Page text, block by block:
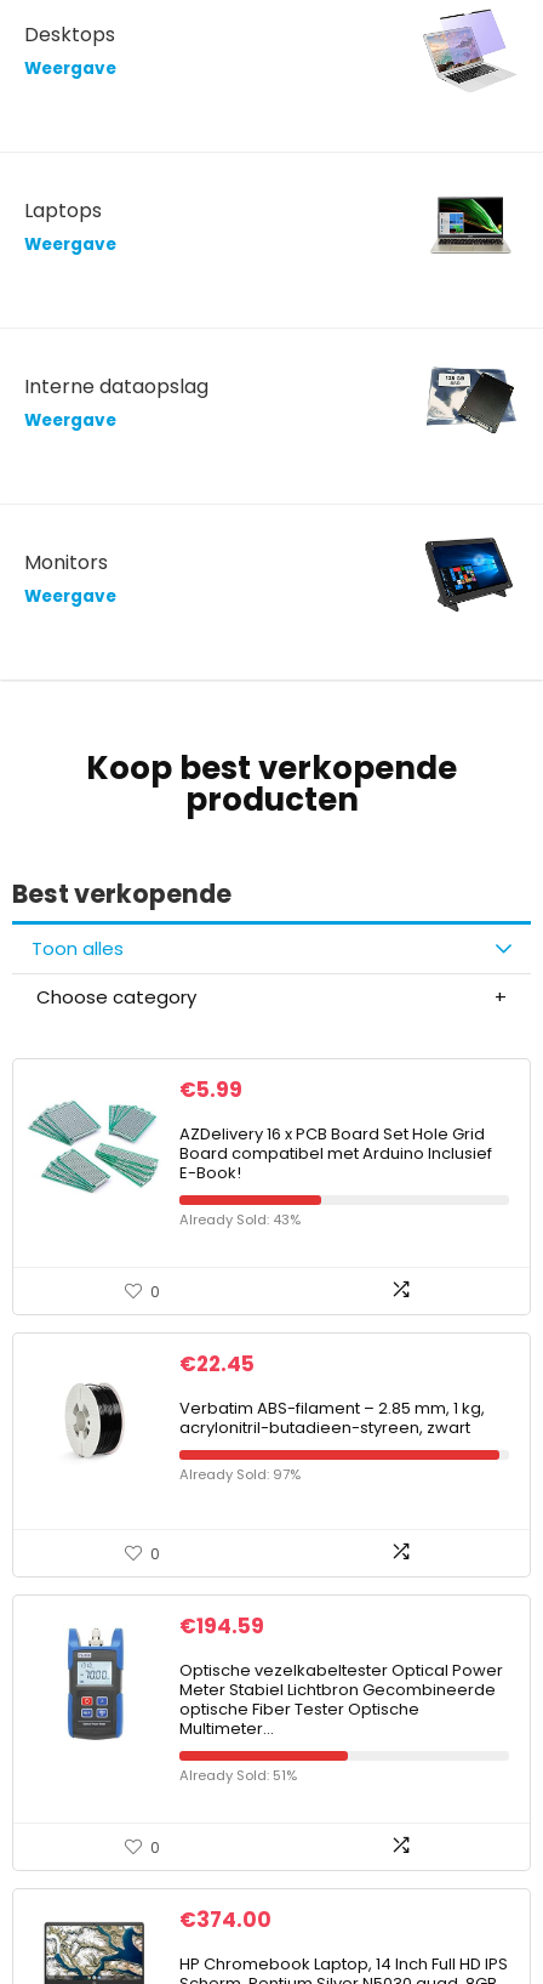
Desktops
Weergave
Laptops
Weergave
Interne dataopslag
Weergave
Monitors
Weergave
Koop best verkopende
producten
Best verkopende
Toon alles
Choose category
€5.99
AZDelivery 16 x PCB Board Set Hole Grid
Board compatibel met Arduino Inclusief
E-Book!
Already Sold: 43%
0
€22.45
Verbatim ABS-filament – 2.85 mm, 1 kg,
acrylonitril-butadieen-styreen, zwart
Already Sold: 97%
0
€194.59
Optische vezelkabeltester Optical Power
Meter Stabiel Lichtbron Gecombineerde
optische Fiber Tester Optische
Multimeter…
Already Sold: 51%
0
€374.00
HP Chromebook Laptop, 14 Inch Full HD IPS